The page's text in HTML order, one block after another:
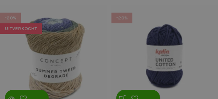
-20%
UITVERKOCHT
-20%